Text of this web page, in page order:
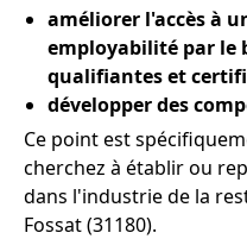
améliorer l'accès à
employabilité par le
qualifiantes et
développer des
Ce point est
cherchez à établir ou
dans l'industrie de la
Fossat (31180).